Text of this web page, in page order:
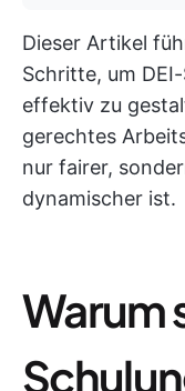
Dieser Artikel
Schritte, um
effektiv zu
gerechtes
nur fairer,
dynamischer ist.
Warum